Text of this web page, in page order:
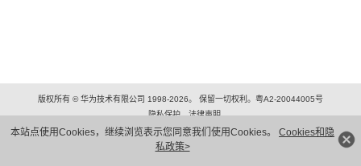
本站点使用Cookies，继续浏览表示您同意我们使用Cookies。 Cookies和隐
私政策>
版权所有 © 华为技术有限公司 1998-2026。 保留一切权利。粤A2-20044005号
隐私保护
法律声明